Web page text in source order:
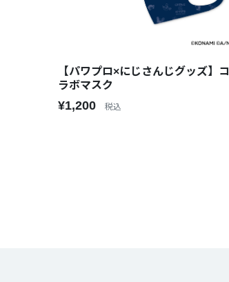
【パワプロ×にじさんじグッズ】コ
ラボマスク
¥1,200 税込